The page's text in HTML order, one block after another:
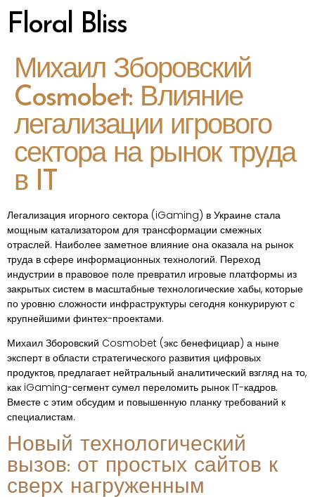
Floral Bliss
Михаил Зборовский
Cosmobet: Влияние
легализации игрового
сектора на рынок труда
в IT
Легализация игорного сектора (iGaming) в Украине стала
мощным катализатором для трансформации смежных
отраслей. Наиболее заметное влияние она оказала на рынок
труда в сфере информационных технологий. Переход
индустрии в правовое поле превратил игровые платформы из
закрытых систем в масштабные технологические хабы, которые
по уровню сложности инфраструктуры сегодня конкурируют с
крупнейшими финтех-проектами.
Михаил Зборовский Cosmobet (экс бенефициар) а ныне
эксперт в области стратегического развития цифровых
продуктов, предлагает нейтральный аналитический взгляд на то,
как iGaming-сегмент сумел переломить рынок IT-кадров.
Вместе с этим обсудим и повышенную планку требований к
специалистам.
Новый технологический
вызов: от простых сайтов к
сверх нагруженным